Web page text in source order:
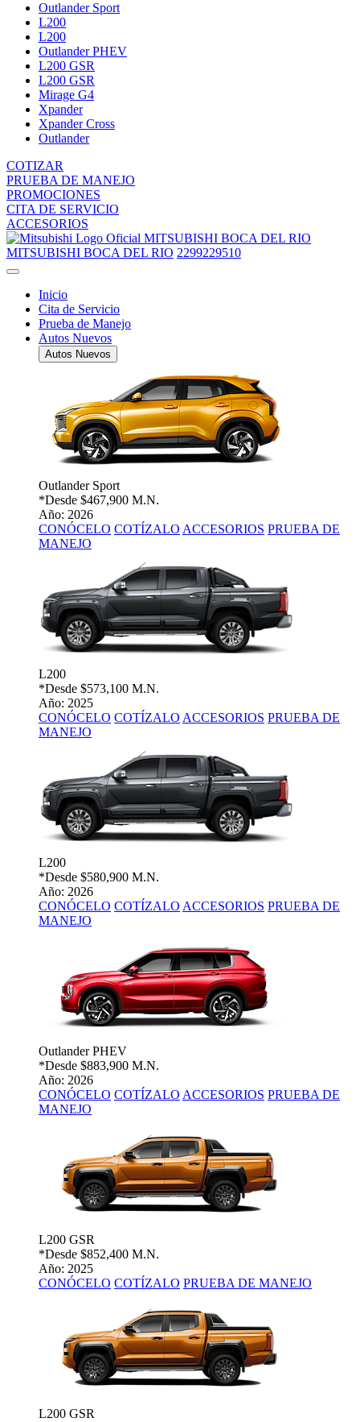
Outlander Sport
L200
L200
Outlander PHEV
L200 GSR
L200 GSR
Mirage G4
Xpander
Xpander Cross
Outlander
COTIZAR
PRUEBA DE MANEJO
PROMOCIONES
CITA DE SERVICIO
ACCESORIOS
MITSUBISHI BOCA DEL RIO
MITSUBISHI BOCA DEL RIO 2299229510
Inicio
Cita de Servicio
Prueba de Manejo
Autos Nuevos
Autos Nuevos
Outlander Sport
*Desde $467,900 M.N.
Año: 2026
CONÓCELO COTÍZALO ACCESORIOS PRUEBA DE
MANEJO
L200
*Desde $573,100 M.N.
Año: 2025
CONÓCELO COTÍZALO ACCESORIOS PRUEBA DE
MANEJO
L200
*Desde $580,900 M.N.
Año: 2026
CONÓCELO COTÍZALO ACCESORIOS PRUEBA DE
MANEJO
Outlander PHEV
*Desde $883,900 M.N.
Año: 2026
CONÓCELO COTÍZALO ACCESORIOS PRUEBA DE
MANEJO
L200 GSR
*Desde $852,400 M.N.
Año: 2025
CONÓCELO COTÍZALO PRUEBA DE MANEJO
L200 GSR